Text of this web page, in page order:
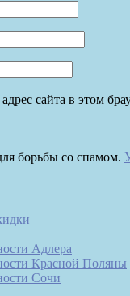
сайта в этом
борьбы со спамом.
Адлера
Красной Поляны
Сочи